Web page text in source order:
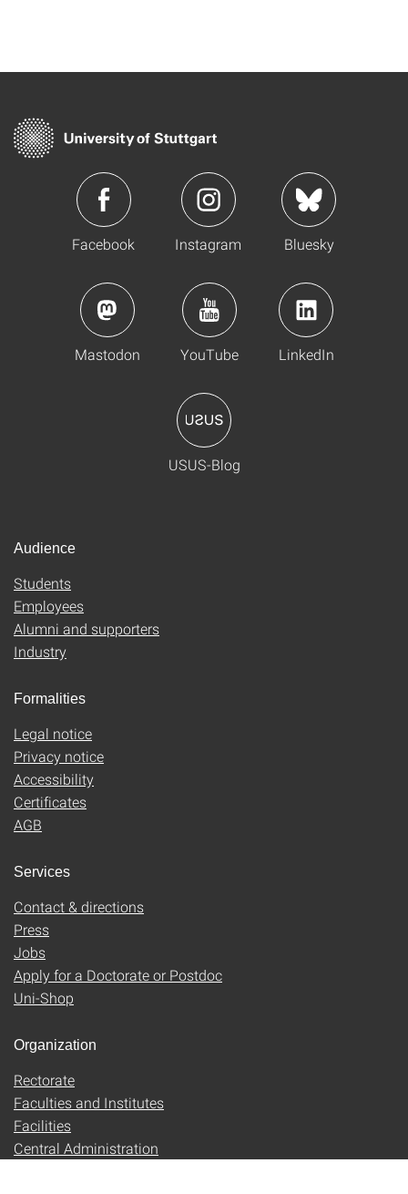
Facebook Instagram Bluesky
Mastodon YouTube LinkedIn
USUS-Blog
Audience
Students
Employees
Alumni and supporters
Industry
Formalities
Legal notice
Privacy notice
Accessibility
Certificates
AGB
Services
Contact & directions
Press
Jobs
Apply for a Doctorate or Postdoc
Uni-Shop
Organization
Rectorate
Faculties and Institutes
Facilities
Central Administration